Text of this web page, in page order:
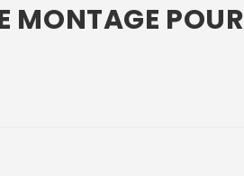
MONTAGE POUR